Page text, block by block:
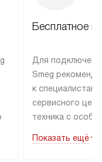
Бесплатное
Для
Smeg
к специалистам
сервисного
техника с
коммуникациям.
Показать ещё